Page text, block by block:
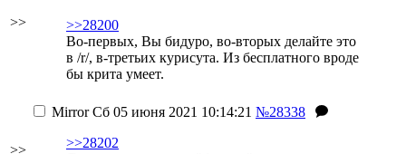
>>
>>28200
Во-первых, Вы бидуро, во-вторых делайте это
в /r/, в-третьих курисута. Из бесплатного вроде
бы крита умеет.
>>
MirrorСб 05 июня 2021 10:14:21 №28338
>>28202